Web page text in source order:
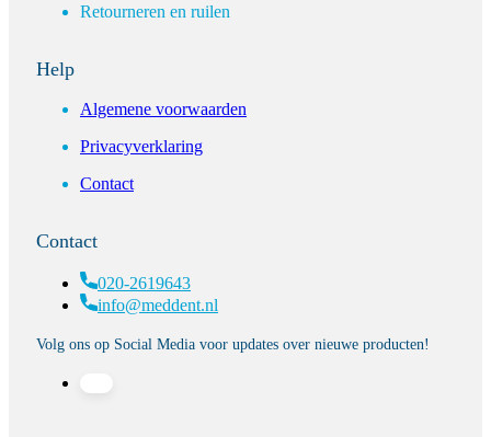
Retourneren en ruilen
Help
Algemene voorwaarden
Privacyverklaring
Contact
Contact
020-2619643
info@meddent.nl
Volg ons op Social Media voor updates over nieuwe producten!